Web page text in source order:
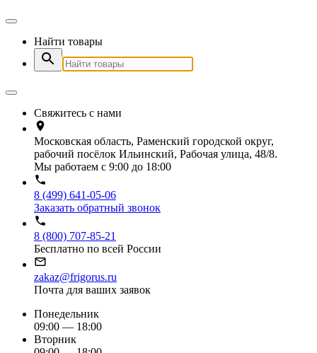
Найти товары
Свяжитесь с нами
Московская область, Раменский городской округ,
рабочий посёлок Ильинский, Рабочая улица, 48/8.
Мы работаем с 9:00 до 18:00
8 (499) 641-05-06
Заказать обратный звонок
8 (800) 707-85-21
Бесплатно по всей России
zakaz@frigorus.ru
Почта для ваших заявок
Понедельник
09:00 — 18:00
Вторник